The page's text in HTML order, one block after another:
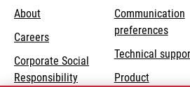
About
Careers
Corporate Social
Responsibilityopens
Communication
preferences
Technical
Product